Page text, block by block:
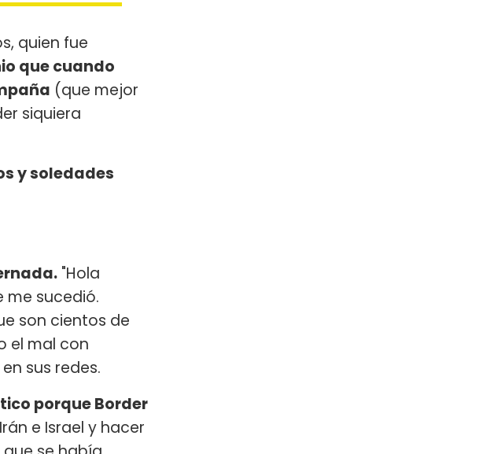
quien fue
que cuando
(que mejor
siquiera
y soledades
"Hola
me sucedió.
son cientos de
el mal con
sus redes.
porque Border
e Israel y hacer